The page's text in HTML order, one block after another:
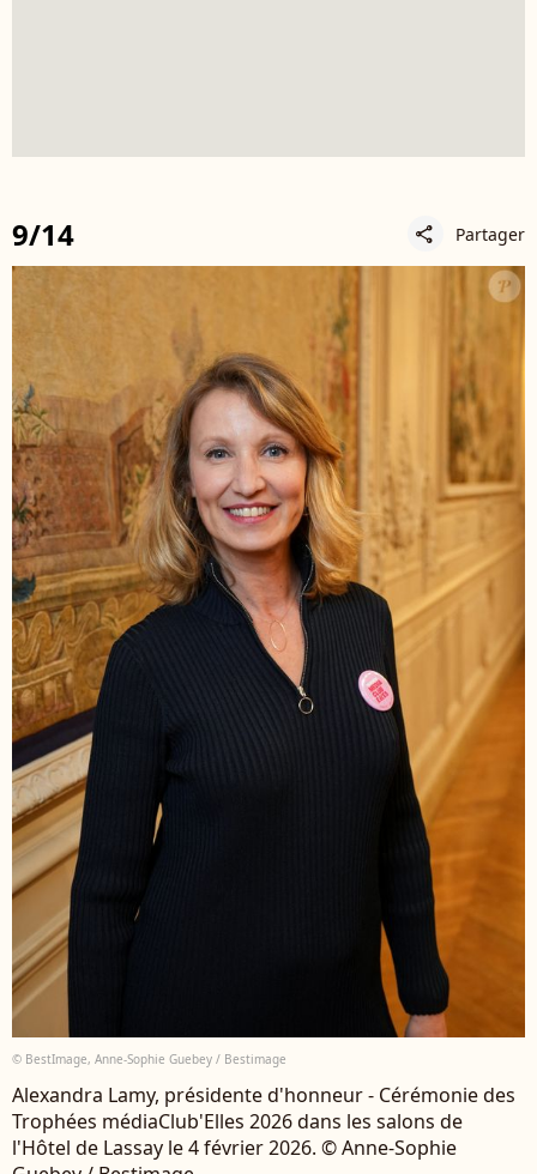
9/14 share Partager
© BestImage, Anne-Sophie Guebey / Bestimage
Alexandra Lamy, présidente d'honneur - Cérémonie des
Trophées médiaClub'Elles 2026 dans les salons de
l'Hôtel de Lassay le 4 février 2026. © Anne-Sophie